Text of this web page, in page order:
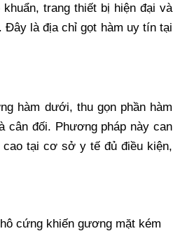
trang thiết bị hiện đại và
Đây là địa chỉ gọt hàm uy tín tại
hàm dưới, thu gọn phần hàm
cân đối. Phương pháp này can
tại cơ sở y tế đủ điều kiện,
cứng khiến gương mặt kém